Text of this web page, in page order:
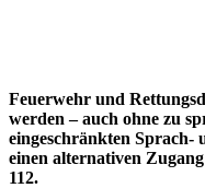
Feuerwehr und
werden – auch ohne zu
eingeschränkten Sprach-
einen alternativen
112.